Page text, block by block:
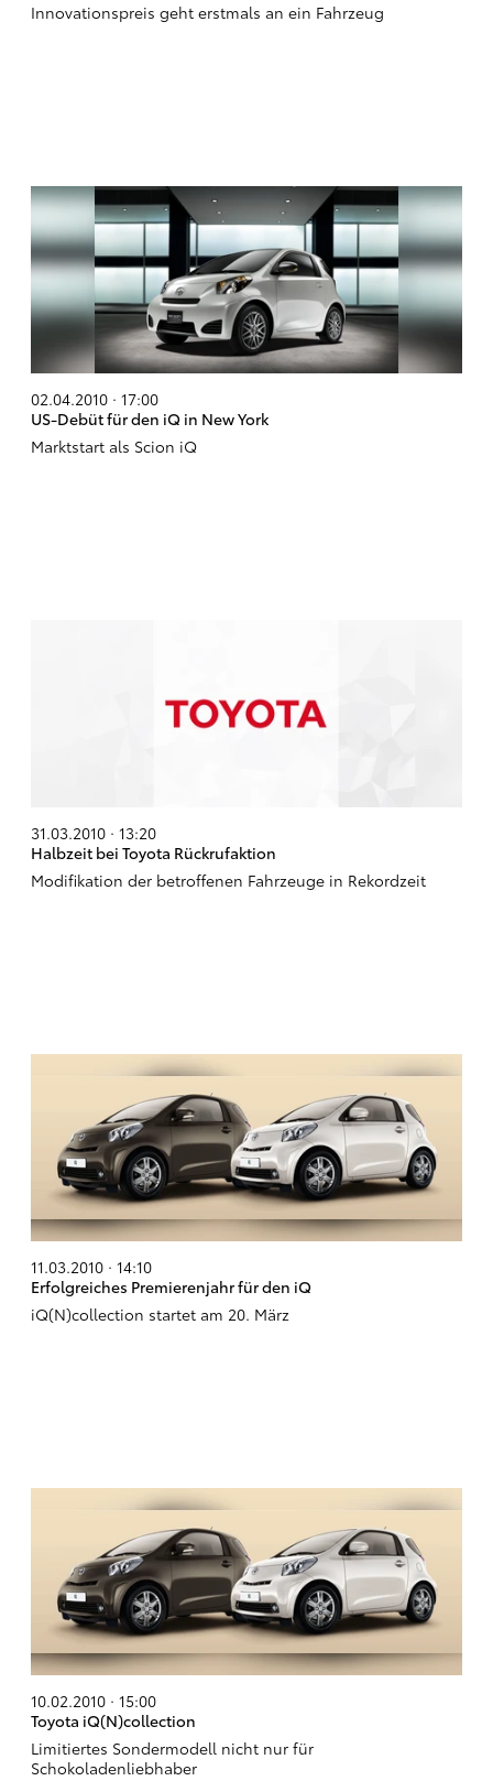
Innovationspreis geht erstmals an ein Fahrzeug
02.04.2010 · 17:00
US-Debüt für den iQ in New York
Marktstart als Scion iQ
31.03.2010 · 13:20
Halbzeit bei Toyota Rückrufaktion
Modifikation der betroffenen Fahrzeuge in Rekordzeit
11.03.2010 · 14:10
Erfolgreiches Premierenjahr für den iQ
iQ(N)collection startet am 20. März
10.02.2010 · 15:00
Toyota iQ(N)collection
Limitiertes Sondermodell nicht nur für
Schokoladenliebhaber